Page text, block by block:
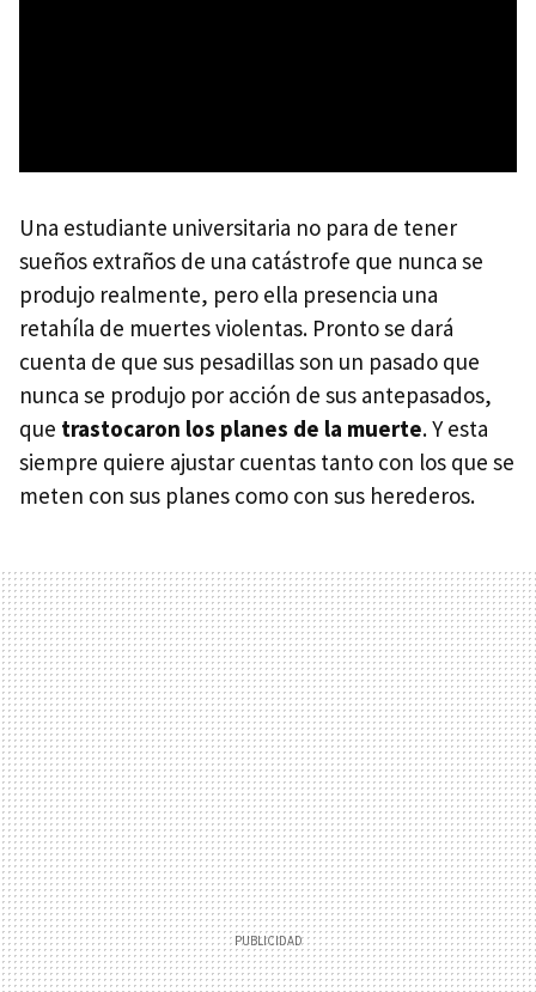
Una estudiante universitaria no para de tener
sueños extraños de una catástrofe que nunca se
produjo realmente, pero ella presencia una
retahíla de muertes violentas. Pronto se dará
cuenta de que sus pesadillas son un pasado que
nunca se produjo por acción de sus antepasados,
que trastocaron los planes de la muerte. Y esta
siempre quiere ajustar cuentas tanto con los que se
meten con sus planes como con sus herederos.